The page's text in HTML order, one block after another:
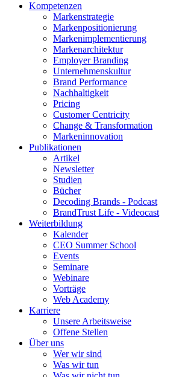
Kompetenzen
Markenstrategie
Markenpositionierung
Markenimplementierung
Markenarchitektur
Employer Branding
Unternehmenskultur
Brand Performance
Nachhaltigkeit
Pricing
Customer Centricity
Change & Transformation
Markeninnovation
Publikationen
Artikel
Newsletter
Studien
Bücher
Decoding Brands - Podcast
BrandTrust Life - Videocast
Weiterbildung
Kalender
CEO Summer School
Events
Seminare
Webinare
Vorträge
Web Academy
Karriere
Unsere Arbeitsweise
Offene Stellen
Über uns
Wer wir sind
Was wir tun